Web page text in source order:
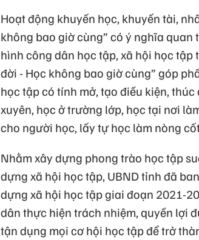
Hoạt động khuyến học, khuyến tài,
không bao giờ cùng” có ý nghĩa
hình công dân học tập, xã hội học
đời - Học không bao giờ cùng” góp
học tập có tính mở, tạo điều kiện,
xuyên, học ở trường lớp, học tại nơi
cho người học, lấy tự học làm nòng
Nhằm xây dựng phong trào học tập
dựng xã hội học tập, UBND tỉnh đã
dựng xã hội học tập giai đoạn 2021-
dân thực hiện trách nhiệm, quyền lợi
tận dụng mọi cơ hội học tập để trở